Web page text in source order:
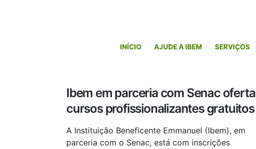
INÍCIO AJUDE A IBEM SERVIÇOS
Ibem em parceria com Senac oferta
cursos profissionalizantes gratuitos
A Instituição Beneficente Emmanuel (Ibem), em
parceria com o Senac, está com inscrições